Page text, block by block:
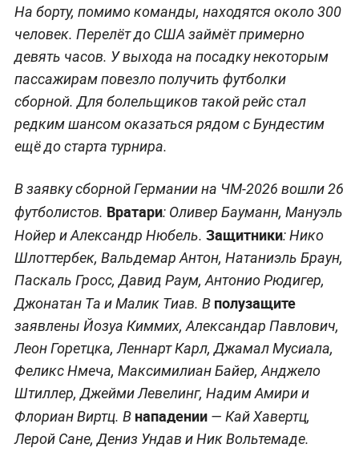
На борту, помимо команды, находятся около 300
человек. Перелёт до США займёт примерно
девять часов. У выхода на посадку некоторым
пассажирам повезло получить футболки
сборной. Для болельщиков такой рейс стал
редким шансом оказаться рядом с Бундестим
ещё до старта турнира.
В заявку сборной Германии на ЧМ-2026 вошли 26
футболистов. Вратари: Оливер Бауманн, Мануэль
Нойер и Александр Нюбель. Защитники: Нико
Шлоттербек, Вальдемар Антон, Натаниэль Браун,
Паскаль Гросс, Давид Раум, Антонио Рюдигер,
Джонатан Та и Малик Тиав. В полузащите
заявлены Йозуа Киммих, Александар Павлович,
Леон Горетцка, Леннарт Карл, Джамал Мусиала,
Феликс Нмеча, Максимилиан Байер, Анджело
Штиллер, Джейми Левелинг, Надим Амири и
Флориан Виртц. В нападении— Кай Хавертц,
Лерой Сане, Дениз Ундав и Ник Вольтемаде.